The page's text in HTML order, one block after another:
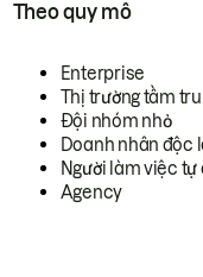
Theo quy mô
Enterprise
Thị trường tầm
Đội nhóm nhỏ
Doanh nhân độc
Người làm việc tự
Agency